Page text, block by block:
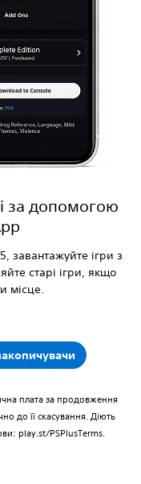
за допомогою
завантажуйте ігри з
старі ігри, якщо
місце.
плата за продовження
до її скасування. Діють
play.st/PSPlusTerms.